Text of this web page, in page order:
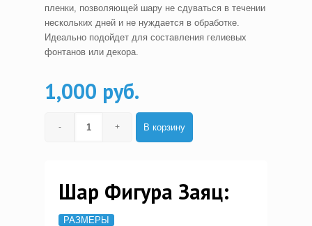
пленки, позволяющей шару не сдуваться в течении
нескольких дней и не нуждается в обработке.
Идеально подойдет для составления гелиевых
фонтанов или декора.
1,000 руб.
В корзину
Шар Фигура Заяц:
РАЗМЕРЫ